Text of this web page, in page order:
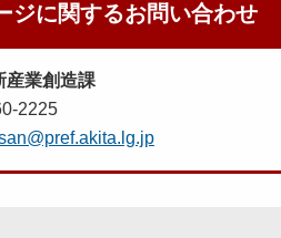
ジに関するお問い合わせ
産業創造課
2225